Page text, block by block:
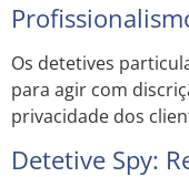
Os detetives
para agir com
privacidade dos
Detetive Spy: